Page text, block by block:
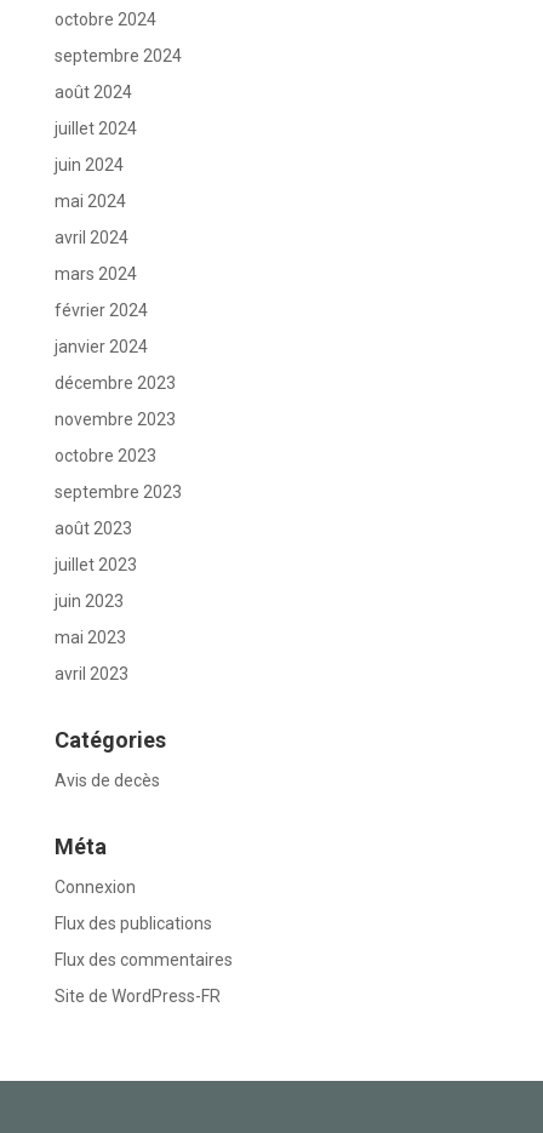
octobre 2024
septembre 2024
août 2024
juillet 2024
juin 2024
mai 2024
avril 2024
mars 2024
février 2024
janvier 2024
décembre 2023
novembre 2023
octobre 2023
septembre 2023
août 2023
juillet 2023
juin 2023
mai 2023
avril 2023
Catégories
Avis de decès
Méta
Connexion
Flux des publications
Flux des commentaires
Site de WordPress-FR